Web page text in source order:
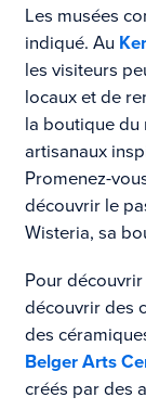
Les musées
indiqué. Au
les visiteurs
locaux et de
la boutique du
artisanaux
Promenez-
découvrir le
Wisteria, sa
Pour
découvrir des
des
Belger Arts
créés par des